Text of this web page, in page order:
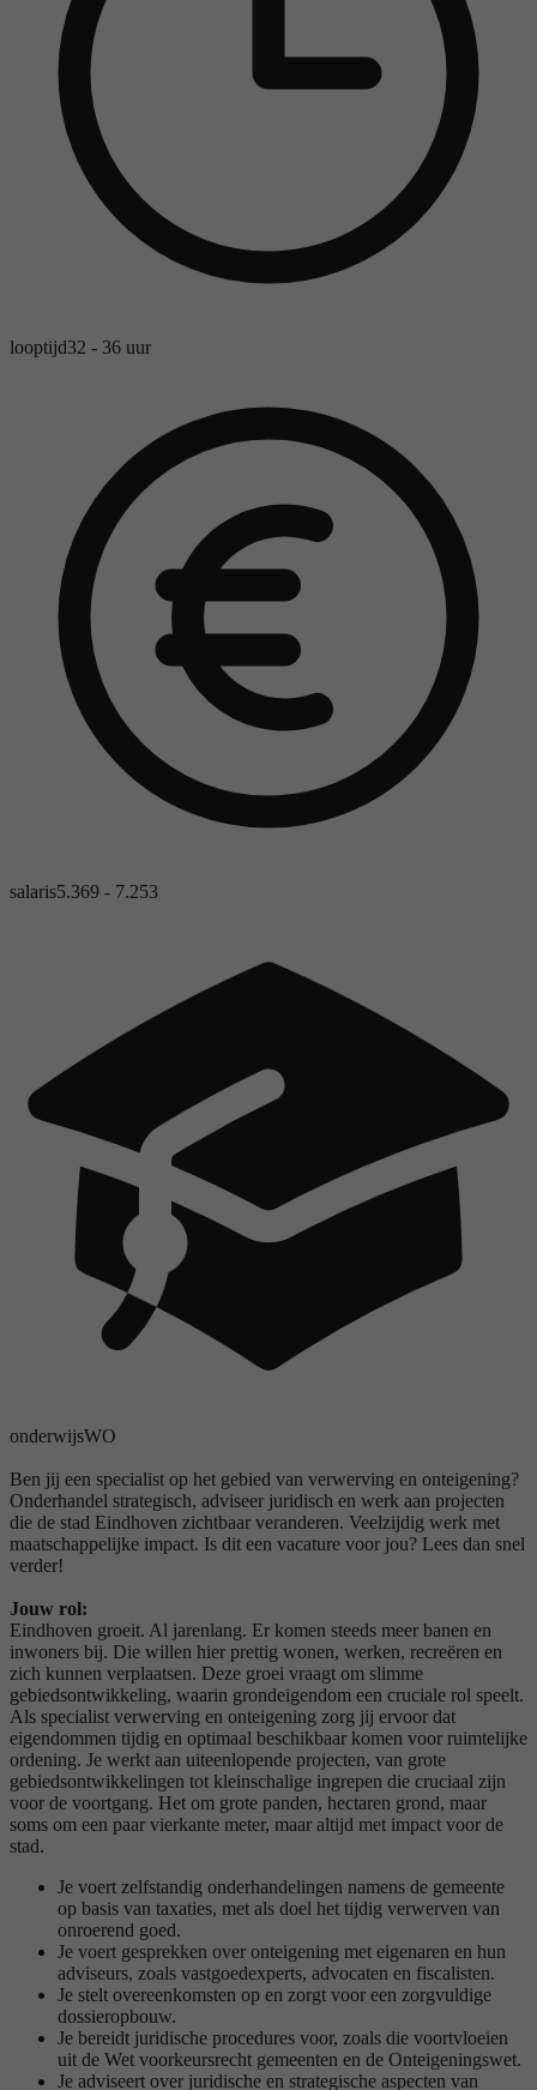
looptijd32 - 36 uur
salaris5.369 - 7.253
onderwijsWO
Ben jij een specialist op het gebied van verwerving en onteigening?
Onderhandel strategisch, adviseer juridisch en werk aan projecten
die de stad Eindhoven zichtbaar veranderen. Veelzijdig werk met
maatschappelijke impact. Is dit een vacature voor jou? Lees dan snel
verder!
Jouw rol:
Eindhoven groeit. Al jarenlang. Er komen steeds meer banen en
inwoners bij. Die willen hier prettig wonen, werken, recreëren en
zich kunnen verplaatsen. Deze groei vraagt om slimme
gebiedsontwikkeling, waarin grondeigendom een cruciale rol speelt.
Als specialist verwerving en onteigening zorg jij ervoor dat
eigendommen tijdig en optimaal beschikbaar komen voor ruimtelijke
ordening. Je werkt aan uiteenlopende projecten, van grote
gebiedsontwikkelingen tot kleinschalige ingrepen die cruciaal zijn
voor de voortgang. Het om grote panden, hectaren grond, maar
soms om een paar vierkante meter, maar altijd met impact voor de
stad.
Je voert zelfstandig onderhandelingen namens de gemeente
op basis van taxaties, met als doel het tijdig verwerven van
onroerend goed.
Je voert gesprekken over onteigening met eigenaren en hun
adviseurs, zoals vastgoedexperts, advocaten en fiscalisten.
Je stelt overeenkomsten op en zorgt voor een zorgvuldige
dossieropbouw.
Je bereidt juridische procedures voor, zoals die voortvloeien
uit de Wet voorkeursrecht gemeenten en de Onteigeningswet.
Je adviseert over juridische en strategische aspecten van